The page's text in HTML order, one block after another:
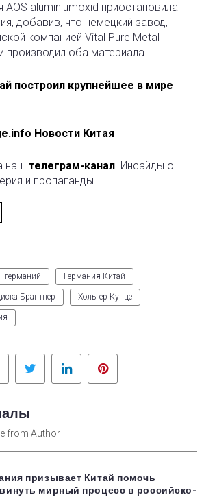
AOS aluminiumoxid приостановила
добавив, что немецкий завод,
компанией Vital Pure Metal
производил оба материала.
построил крупнейшее в мире
Новости Китая
наш телеграм-канал. Инсайды о
и пропаганды.
германий Германия-Китай
Брантнер Хольгер Кунце
Facebook Twitter LinkedIn
from Author
призывает Китай помочь
мирный процесс в российско-